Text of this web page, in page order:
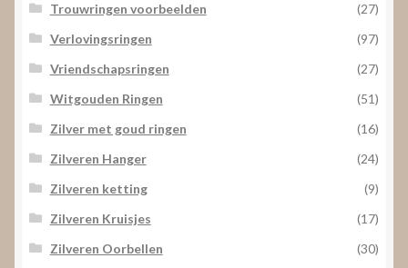
Trouwringen voorbeelden
(27)
Verlovingsringen
(97)
Vriendschapsringen
(27)
Witgouden Ringen
(51)
Zilver met goud ringen
(16)
Zilveren Hanger
(24)
Zilveren ketting
(9)
Zilveren Kruisjes
(17)
Zilveren Oorbellen
(30)